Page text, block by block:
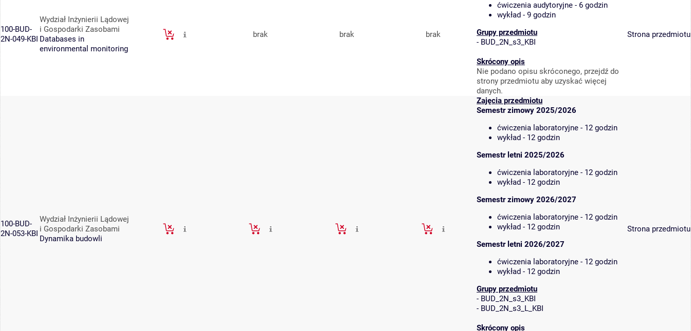
100-BUD-
2N-049-KBI
Wydział Inżynierii Lądowej
i Gospodarki Zasobami
Databases in
environmental monitoring
brak brak brak
ćwiczenia audytoryjne - 6 godzin
wykład - 9 godzin
Grupy przedmiotu
- BUD_2N_s3_KBI
Skrócony opis
Nie podano opisu skróconego, przejdź do
strony przedmiotu aby uzyskać więcej
danych.
Strona przedmiotu
100-BUD-
2N-053-KBI
Wydział Inżynierii Lądowej
i Gospodarki Zasobami
Dynamika budowli
Zajęcia przedmiotu
Semestr zimowy 2025/2026
ćwiczenia laboratoryjne - 12 godzin
wykład - 12 godzin
Semestr letni 2025/2026
ćwiczenia laboratoryjne - 12 godzin
wykład - 12 godzin
Semestr zimowy 2026/2027
ćwiczenia laboratoryjne - 12 godzin
wykład - 12 godzin
Semestr letni 2026/2027
ćwiczenia laboratoryjne - 12 godzin
wykład - 12 godzin
Grupy przedmiotu
- BUD_2N_s3_KBI
- BUD_2N_s3_L_KBI
Skrócony opis
Strona przedmiotu